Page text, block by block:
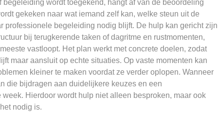
begeleiding wordt toegekend, hangt af van de beoordeling
gekeken naar wat iemand zelf kan, welke steun uit de
professionele begeleiding nodig blijft. De hulp kan gericht zijn
bij terugkerende taken of dagritme en rustmomenten,
vastloopt. Het plan werkt met concrete doelen, zodat
maar aansluit op echte situaties. Op vaste momenten kan
kleiner te maken voordat ze verder oplopen. Wanneer
die bijdragen aan duidelijkere keuzes en een
Hierdoor wordt hulp niet alleen besproken, maar ook
nodig is.